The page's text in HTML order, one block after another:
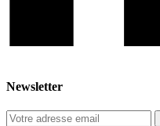
Newsletter